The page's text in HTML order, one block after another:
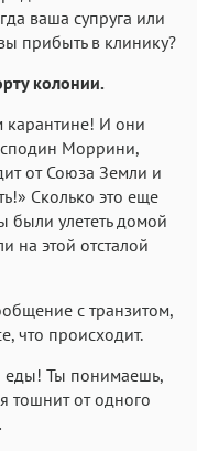
ваша супруга или
прибыть в клинику?
колонии.
И они
Моррини,
от Союза Земли и
Сколько это еще
улететь домой
на этой отсталой
с транзитом,
что происходит.
еды! Ты понимаешь,
тошнит от одного